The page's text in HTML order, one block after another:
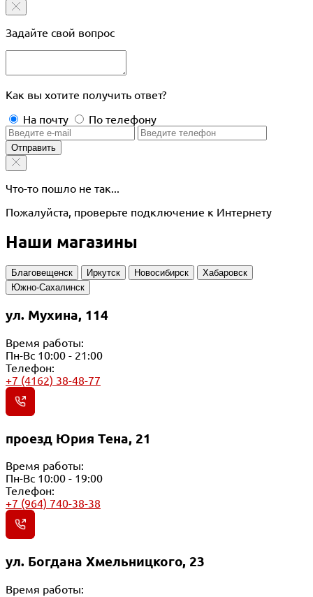
Задайте свой вопрос
Как вы хотите получить ответ?
На почту
По телефону
Отправить
Что-то пошло не так...
Пожалуйста, проверьте подключение к Интернету
Наши магазины
Благовещенск Иркутск Новосибирск
Хабаровск
Южно-Сахалинск
ул. Мухина, 114
Время работы:
Пн-Вс 10:00 - 21:00
Телефон:
+7 (4162) 38-48-77
проезд Юрия Тена, 21
Время работы:
Пн-Вс 10:00 - 19:00
Телефон:
+7 (964) 740-38-38
ул. Богдана Хмельницкого, 23
Время работы: